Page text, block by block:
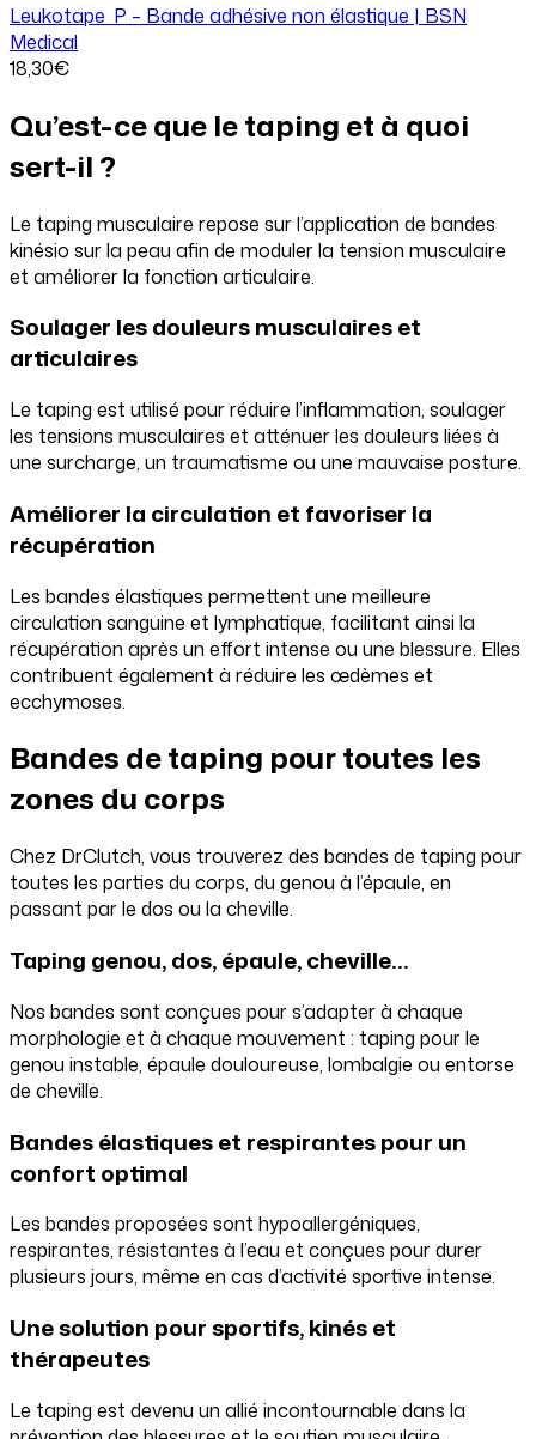
Leukotape P – Bande adhésive non élastique | BSN
Medical
18,30€
Qu’est-ce que le taping et à quoi
sert-il ?
Le taping musculaire repose sur l’application de bandes
kinésio sur la peau afin de moduler la tension musculaire
et améliorer la fonction articulaire.
Soulager les douleurs musculaires et
articulaires
Le taping est utilisé pour réduire l’inflammation, soulager
les tensions musculaires et atténuer les douleurs liées à
une surcharge, un traumatisme ou une mauvaise posture.
Améliorer la circulation et favoriser la
récupération
Les bandes élastiques permettent une meilleure
circulation sanguine et lymphatique, facilitant ainsi la
récupération après un effort intense ou une blessure. Elles
contribuent également à réduire les œdèmes et
ecchymoses.
Bandes de taping pour toutes les
zones du corps
Chez DrClutch, vous trouverez des bandes de taping pour
toutes les parties du corps, du genou à l’épaule, en
passant par le dos ou la cheville.
Taping genou, dos, épaule, cheville…
Nos bandes sont conçues pour s’adapter à chaque
morphologie et à chaque mouvement : taping pour le
genou instable, épaule douloureuse, lombalgie ou entorse
de cheville.
Bandes élastiques et respirantes pour un
confort optimal
Les bandes proposées sont hypoallergéniques,
respirantes, résistantes à l’eau et conçues pour durer
plusieurs jours, même en cas d’activité sportive intense.
Une solution pour sportifs, kinés et
thérapeutes
Le taping est devenu un allié incontournable dans la